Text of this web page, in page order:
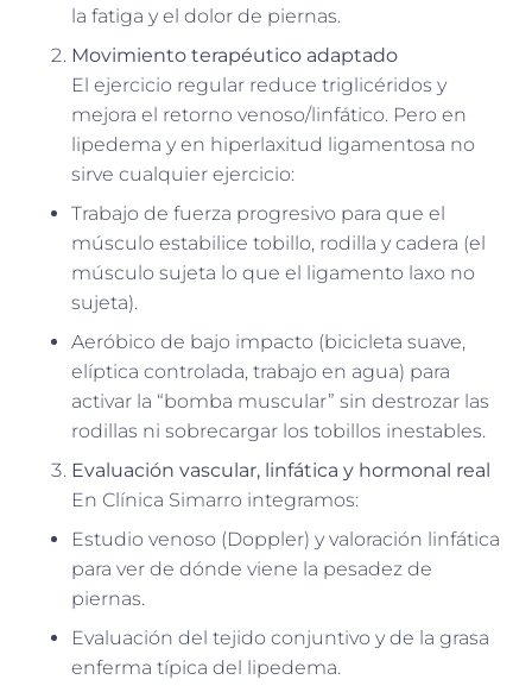
la fatiga y el dolor de piernas.
Movimiento terapéutico adaptado
El ejercicio regular reduce triglicéridos y
mejora el retorno venoso/linfático. Pero en
lipedema y en hiperlaxitud ligamentosa no
sirve cualquier ejercicio:
Trabajo de fuerza progresivo para que el
músculo estabilice tobillo, rodilla y cadera (el
músculo sujeta lo que el ligamento laxo no
sujeta).
Aeróbico de bajo impacto (bicicleta suave,
elíptica controlada, trabajo en agua) para
activar la “bomba muscular” sin destrozar las
rodillas ni sobrecargar los tobillos inestables.
Evaluación vascular, linfática y hormonal real
En Clínica Simarro integramos:
Estudio venoso (Doppler) y valoración linfática
para ver de dónde viene la pesadez de
piernas.
Evaluación del tejido conjuntivo y de la grasa
enferma típica del lipedema.